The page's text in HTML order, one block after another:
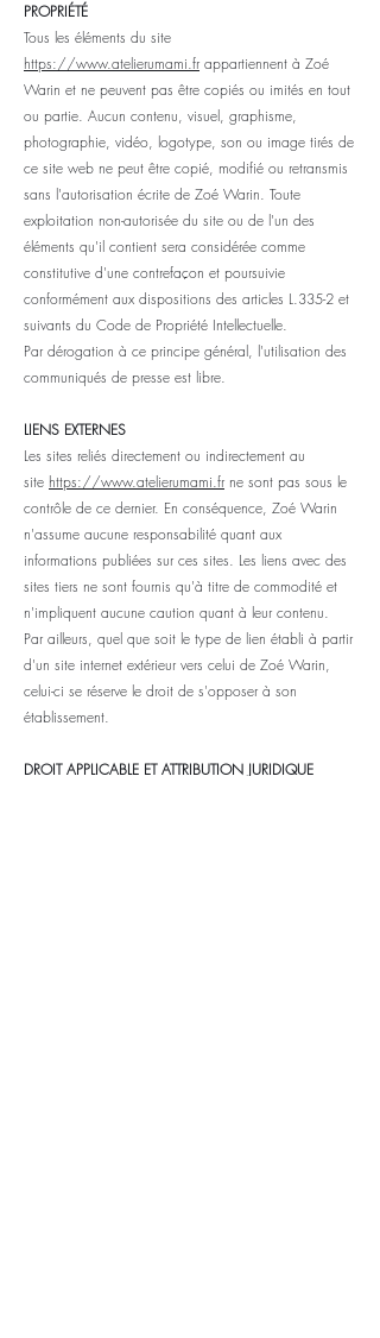
PROPRIÉTÉ
Tous les éléments du site
https://www.atelierumami.fr appartiennent à Zoé
Warin et ne peuvent pas être copiés ou imités en tout
ou partie. Aucun contenu, visuel, graphisme,
photographie, vidéo, logotype, son ou image tirés de
ce site web ne peut être copié, modifié ou retransmis
sans l'autorisation écrite de Zoé Warin. Toute
exploitation non-autorisée du site ou de l'un des
éléments qu'il contient sera considérée comme
constitutive d'une contrefaçon et poursuivie
conformément aux dispositions des articles L.335-2 et
suivants du Code de Propriété Intellectuelle.
Par dérogation à ce principe général, l'utilisation des
communiqués de presse est libre.
LIENS EXTERNES
Les sites reliés directement ou indirectement au
site https://www.atelierumami.fr ne sont pas sous le
contrôle de ce dernier. En conséquence, Zoé Warin
n'assume aucune responsabilité quant aux
informations publiées sur ces sites. Les liens avec des
sites tiers ne sont fournis qu'à titre de commodité et
n'impliquent aucune caution quant à leur contenu.
Par ailleurs, quel que soit le type de lien établi à partir
d'un site internet extérieur vers celui de Zoé Warin,
celui-ci se réserve le droit de s'opposer à son
établissement.
DROIT APPLICABLE ET ATTRIBUTION JURIDIQUE